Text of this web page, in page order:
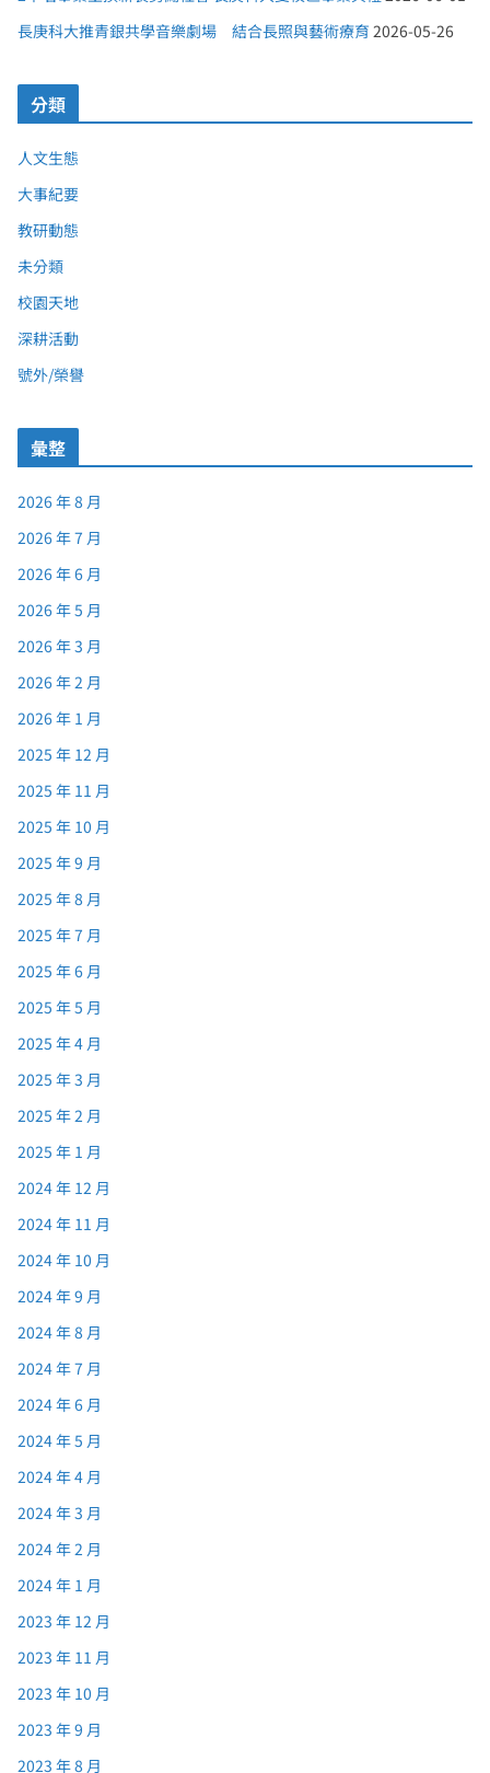
長庚科大推青銀共學音樂劇場 結合長照與藝術療育 2026-05-26
分類
人文生態
大事紀要
教研動態
未分類
校園天地
深耕活動
號外/榮譽
彙整
2026 年 8 月
2026 年 7 月
2026 年 6 月
2026 年 5 月
2026 年 3 月
2026 年 2 月
2026 年 1 月
2025 年 12 月
2025 年 11 月
2025 年 10 月
2025 年 9 月
2025 年 8 月
2025 年 7 月
2025 年 6 月
2025 年 5 月
2025 年 4 月
2025 年 3 月
2025 年 2 月
2025 年 1 月
2024 年 12 月
2024 年 11 月
2024 年 10 月
2024 年 9 月
2024 年 8 月
2024 年 7 月
2024 年 6 月
2024 年 5 月
2024 年 4 月
2024 年 3 月
2024 年 2 月
2024 年 1 月
2023 年 12 月
2023 年 11 月
2023 年 10 月
2023 年 9 月
2023 年 8 月